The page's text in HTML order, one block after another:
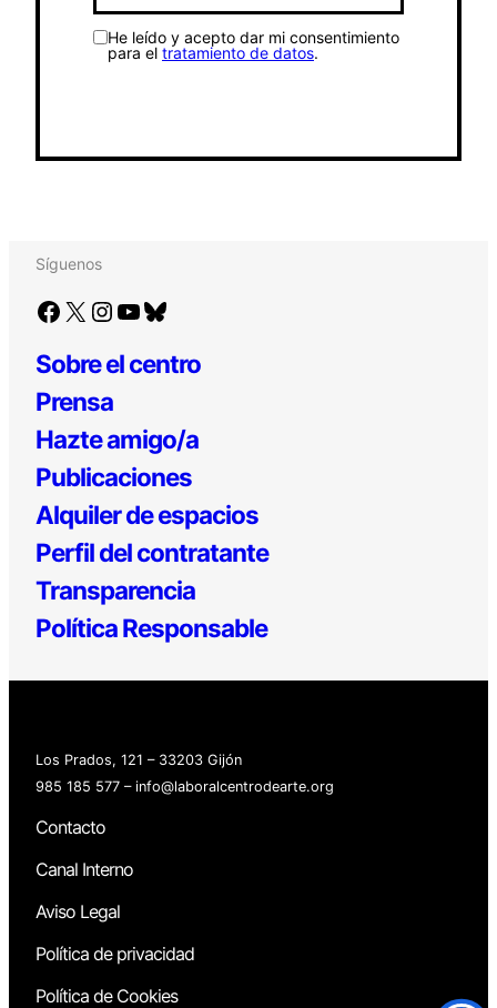
He leído y acepto dar mi consentimiento
para el tratamiento de datos.
Síguenos
Facebook X Instagram YouTube Bluesky
Sobre el centro
Prensa
Hazte amigo/a
Publicaciones
Alquiler de espacios
Perfil del contratante
Transparencia
Política Responsable
Los Prados, 121 – 33203 Gijón
985 185 577 – info@laboralcentrodearte.org
Contacto
Canal Interno
Aviso Legal
Política de privacidad
Política de Cookies